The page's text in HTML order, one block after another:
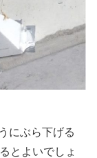
にぶら下げる
とよいでしょ